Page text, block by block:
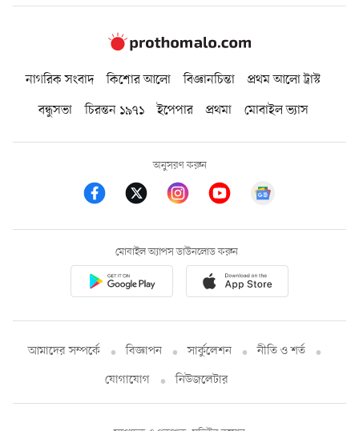
নাগরিক সংবাদ কিশোর আলো বিজ্ঞানচিন্তা
প্রথম আলো ট্রাস্ট
বন্ধুসভা
চিরন্তন ১৯৭১ ইপেপার প্রথমা মোবাইল ভ্যাস
অনুসরণ করুন
মোবাইল অ্যাপস ডাউনলোড করুন
আমাদের সম্পর্কে বিজ্ঞাপন সার্কুলেশন
নীতি ও শর্ত
যোগাযোগ
নিউজলেটার